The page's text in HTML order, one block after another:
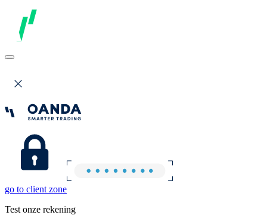
go to client zone
Test onze rekening